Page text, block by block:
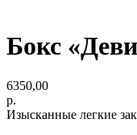
Бокс
6350,00
р.
Изысканные легкие